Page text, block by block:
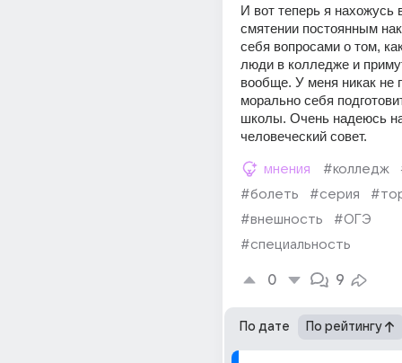
И вот теперь я нахожусь
смятении постоянным
себя вопросами о том,
люди в колледже и
вообще. У меня никак не
морально себя
школы. Очень надеюсь
человеческий совет.
мнения #колледж
#болеть
#серия
#внешность
#ОГЭ
#специальность
0 9
По дате По рейтингу